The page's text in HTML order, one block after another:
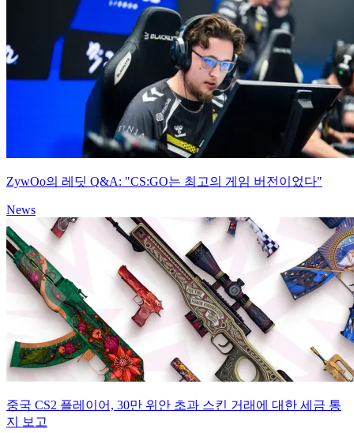
ZywOo의 레딧 Q&A: "CS:GO는 최고의 게임 버전이었다"
News
중국 CS2 플레이어, 30만 위안 초과 스킨 거래에 대한 세금 통
지 보고